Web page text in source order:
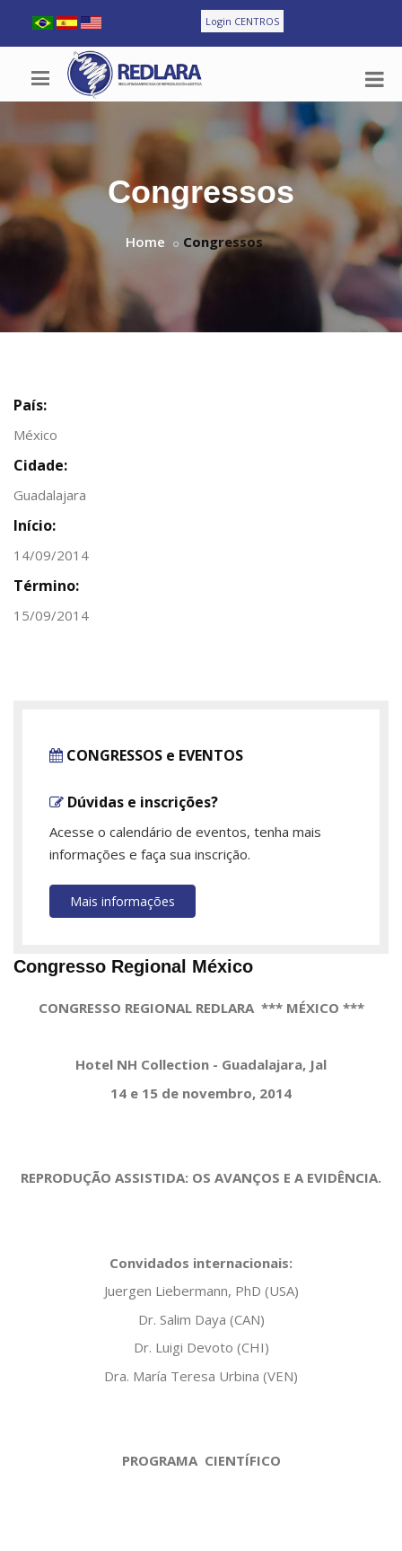
Login CENTROS
Congressos
Home Congressos
País:
México
Cidade:
Guadalajara
Início:
14/09/2014
Término:
15/09/2014
CONGRESSOS e EVENTOS
Dúvidas e inscrições?
Acesse o calendário de eventos, tenha mais
informações e faça sua inscrição.
Mais informações
Congresso Regional México
CONGRESSO REGIONAL REDLARA *** MÉXICO ***
Hotel NH Collection - Guadalajara, Jal
14 e 15 de novembro, 2014
REPRODUÇÃO ASSISTIDA: OS AVANÇOS E A EVIDÊNCIA.
Convidados internacionais:
Juergen Liebermann, PhD (USA)
Dr. Salim Daya (CAN)
Dr. Luigi Devoto (CHI)
Dra. María Teresa Urbina (VEN)
PROGRAMA CIENTÍFICO